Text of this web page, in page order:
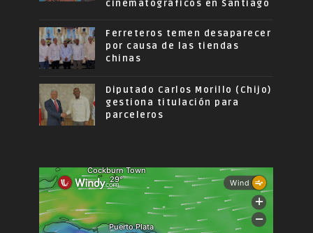
cinematográficos en Santiago
Ferreteros temen desaparecer
por causa de las tiendas
chinas
Diputado Carlos Morillo (Chijo)
gestiona titulación para
parceleros